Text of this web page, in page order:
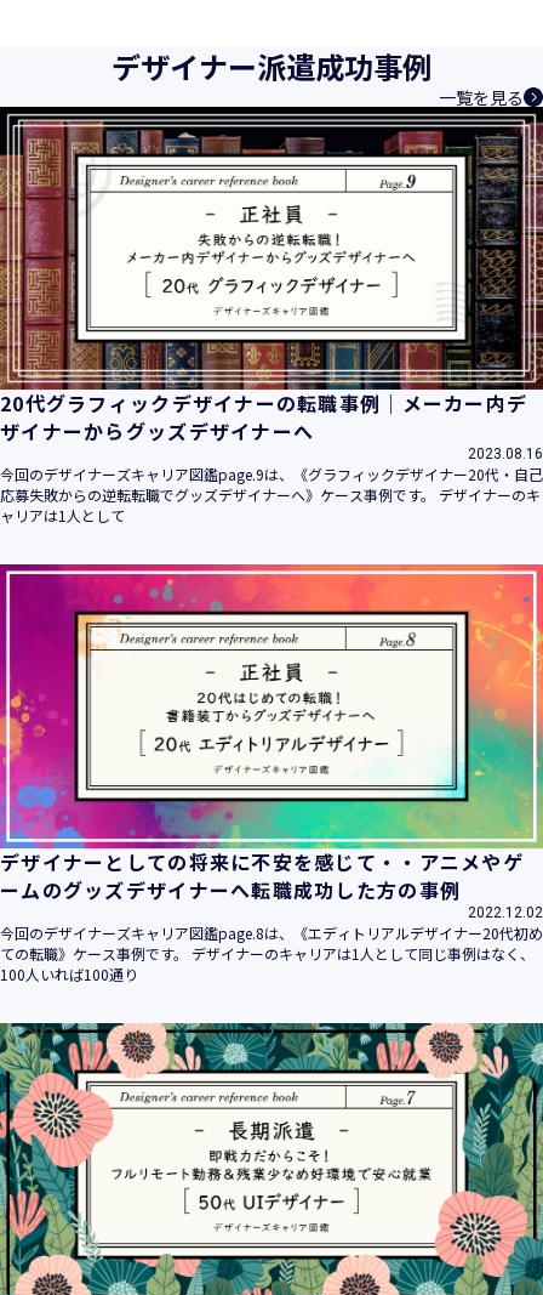
様、お取引先関係者の個人情報及び特定個人情報などを、人
材派遣サービス、人材紹介サービス、請負サービス、その
他、利用者の皆さまの「活躍の場の創造」と「就業の機会の
創出」に利用しています。また、従業者の情報及び特定個人
情報などを従業者管理に利用します。これらから当社にとっ
て個人情報及び特定個人情報の保護が重大な責務であると同
時に、個人情報などの保護を徹底することは企業の社会的責
務と認識しております。そこで、個人情報保護理念と自ら定
めた行動規範に基づき、社会的使命を十分に認識し、本人の
権利の保護、個人情報に関する法規制等を遵守致します。
また、以下に示す方針を具現化するための個人情報保護マネ
ジメントシステムを構築し、最新のＩＴ技術の動向、社会的
要請の変化、経営環境の変動等を常に認識しながら、その継
続的改善に、全社を挙げて取り組むことをここに宣言致しま
す。
当社は、事業の目的に適切な個人情報の取得・利用及び提供
を行い、特定された利用目的の達成に必要な範囲を超えた個
人情報の取扱いを行いません。また、そのための措置を講じ
当社は個人情報の取扱いに関する法令、国が定める指針その
他の規範を遵守致します。
当社は個人情報の漏えい、滅失、き損などのリスクに対して
は、合理的な安全対策を講じて防止する規程、体制を構築
し、継続的に向上させていきます。また、万一の際には速や
かに是正措置を講じます。
当社は個人情報取扱いに関する苦情及び相談に対しては、迅
速かつ誠実に対応致します。
個人情報保護マネジメントシステムは、当社を取り巻く環境
の変化と実情を踏まえ、適時・適切に見直して継続的に改善
をはかっていきます。
個人情報保護方針に関するお問合せ先 兼 個人情報に関する苦
情・相談窓口
株式会社 ユウクリ 個人情報保護管理責任者 安部 洋平
〒151-0073 東京都渋谷区笹塚1-55-7 マルエスファーストビ
ル 7F
info@y-create.co.jp
電話番号：03-6712-7970（土日休日を除く9:00～18:00）
平成16年 2月 1日
平成21年 3月23日 改訂
平成23年 4月 1日 改訂
平成26年 9月10日 改訂
平成27年 6月24日 改訂
平成28年11月 1日 改訂
平成30年 7月 1日 改訂
デザイナー派遣成功事例
一覧を見る
20代グラフィックデザイナーの転職事例｜メーカー内デ
ザイナーからグッズデザイナーへ
2023.08.16
今回のデザイナーズキャリア図鑑page.9は、《グラフィックデザイナー20代・自己
応募失敗からの逆転転職でグッズデザイナーへ》ケース事例です。 デザイナーのキ
ャリアは1人として
デザイナーとしての将来に不安を感じて・・アニメやゲ
ームのグッズデザイナーへ転職成功した方の事例
2022.12.02
今回のデザイナーズキャリア図鑑page.8は、《エディトリアルデザイナー20代初め
ての転職》ケース事例です。 デザイナーのキャリアは1人として同じ事例はなく、
100人いれば100通り